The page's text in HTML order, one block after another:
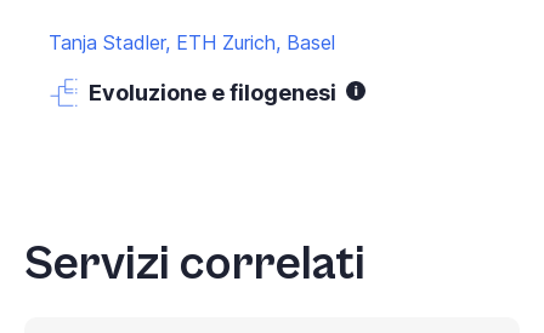
Tanja Stadler, ETH Zurich, Basel
Evoluzione e filogenesi
Servizi correlati